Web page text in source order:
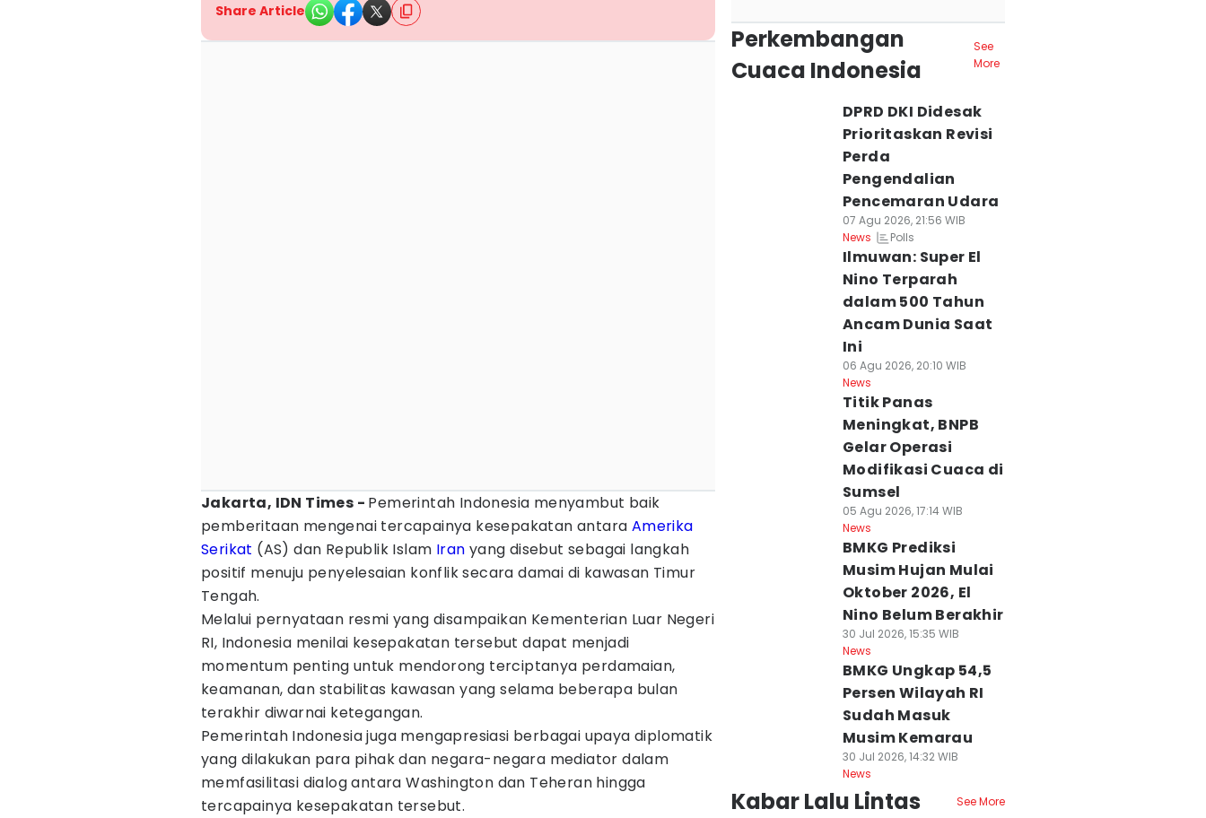
Share Article
Jakarta, IDN Times - Pemerintah Indonesia menyambut baik
pemberitaan mengenai tercapainya kesepakatan antara Amerika
Serikat (AS) dan Republik Islam Iran yang disebut sebagai langkah
positif menuju penyelesaian konflik secara damai di kawasan Timur
Tengah.
Melalui pernyataan resmi yang disampaikan Kementerian Luar Negeri
RI, Indonesia menilai kesepakatan tersebut dapat menjadi
momentum penting untuk mendorong terciptanya perdamaian,
keamanan, dan stabilitas kawasan yang selama beberapa bulan
terakhir diwarnai ketegangan.
Pemerintah Indonesia juga mengapresiasi berbagai upaya diplomatik
yang dilakukan para pihak dan negara-negara mediator dalam
memfasilitasi dialog antara Washington dan Teheran hingga
tercapainya kesepakatan tersebut.
Perkembangan
Cuaca Indonesia
See
More
DPRD DKI Didesak
Prioritaskan Revisi
Perda
Pengendalian
Pencemaran Udara
07 Agu 2026, 21:56 WIB
News
Polls
Ilmuwan: Super El
Nino Terparah
dalam 500 Tahun
Ancam Dunia Saat
Ini
06 Agu 2026, 20:10 WIB
News
Titik Panas
Meningkat, BNPB
Gelar Operasi
Modifikasi Cuaca di
Sumsel
05 Agu 2026, 17:14 WIB
News
BMKG Prediksi
Musim Hujan Mulai
Oktober 2026, El
Nino Belum Berakhir
30 Jul 2026, 15:35 WIB
News
BMKG Ungkap 54,5
Persen Wilayah RI
Sudah Masuk
Musim Kemarau
30 Jul 2026, 14:32 WIB
News
Kabar Lalu Lintas See More